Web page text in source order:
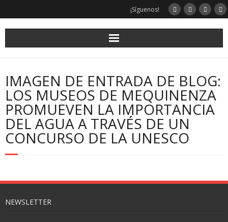
¡Síguenos!
IMAGEN DE ENTRADA DE BLOG:
LOS MUSEOS DE MEQUINENZA
PROMUEVEN LA IMPORTANCIA
DEL AGUA A TRAVÉS DE UN
CONCURSO DE LA UNESCO
NEWSLETTER